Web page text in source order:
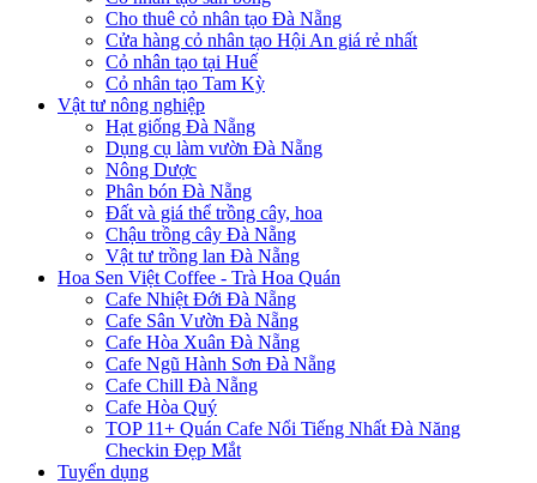
Cho thuê cỏ nhân tạo Đà Nẵng
Cửa hàng cỏ nhân tạo Hội An giá rẻ nhất
Cỏ nhân tạo tại Huế
Cỏ nhân tạo Tam Kỳ
Vật tư nông nghiệp
Hạt giống Đà Nẵng
Dụng cụ làm vườn Đà Nẵng
Nông Dược
Phân bón Đà Nẵng
Đất và giá thể trồng cây, hoa
Chậu trồng cây Đà Nẵng
Vật tư trồng lan Đà Nẵng
Hoa Sen Việt Coffee - Trà Hoa Quán
Cafe Nhiệt Đới Đà Nẵng
Cafe Sân Vườn Đà Nẵng
Cafe Hòa Xuân Đà Nẵng
Cafe Ngũ Hành Sơn Đà Nẵng
Cafe Chill Đà Nẵng
Cafe Hòa Quý
TOP 11+ Quán Cafe Nổi Tiếng Nhất Đà Năng
Checkin Đẹp Mắt
Tuyển dụng